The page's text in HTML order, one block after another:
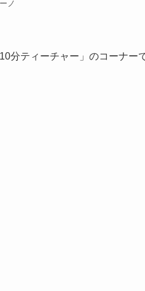
ノ
分ティーチャー」のコーナー